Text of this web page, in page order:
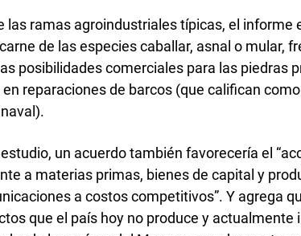
las ramas agroindustriales típicas, el informe
de las especies caballar, asnal o mular,
posibilidades comerciales para las piedras
reparaciones de barcos (que califican
un acuerdo también favorecería el
a materias primas, bienes de capital y
a costos competitivos”. Y agrega
que el país hoy no produce y actualmente